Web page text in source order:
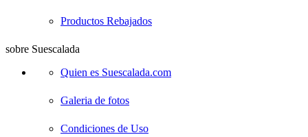
Productos Rebajados
sobre Suescalada
Quien es Suescalada.com
Galeria de fotos
Condiciones de Uso